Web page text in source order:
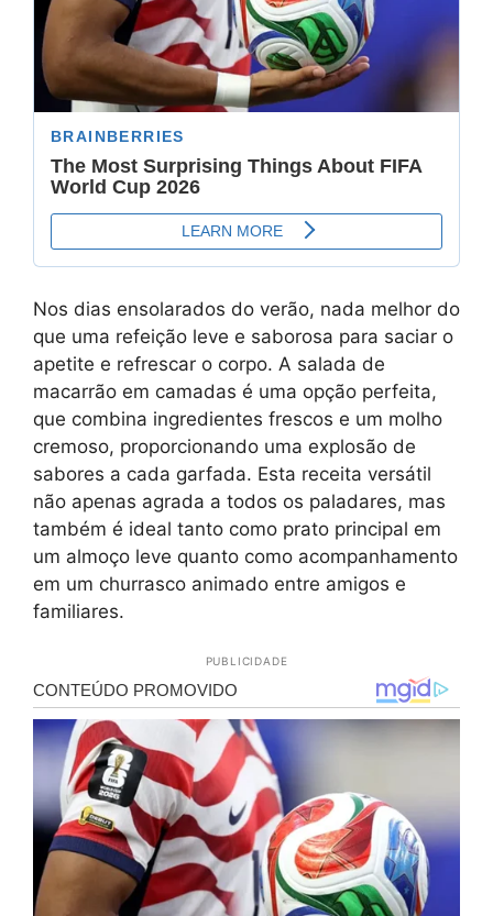
Nos dias ensolarados do verão, nada melhor do
que uma refeição leve e saborosa para saciar o
apetite e refrescar o corpo. A salada de
macarrão em camadas é uma opção perfeita,
que combina ingredientes frescos e um molho
cremoso, proporcionando uma explosão de
sabores a cada garfada. Esta receita versátil
não apenas agrada a todos os paladares, mas
também é ideal tanto como prato principal em
um almoço leve quanto como acompanhamento
em um churrasco animado entre amigos e
familiares.
PUBLICIDADE